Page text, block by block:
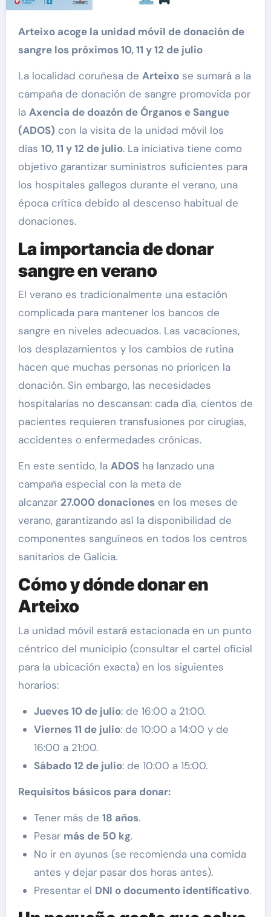
Arteixo acoge la unidad móvil de donación de
sangre los próximos 10, 11 y 12 de julio
La localidad coruñesa de Arteixose sumará a la
campaña de donación de sangre promovida por
la Axencia de doazón de Órganos e Sangue
(ADOS) con la visita de la unidad móvil los
días 10, 11 y 12 de julio. La iniciativa tiene como
objetivo garantizar suministros suficientes para
los hospitales gallegos durante el verano, una
época crítica debido al descenso habitual de
donaciones.
La importancia de donar
sangre en verano
El verano es tradicionalmente una estación
complicada para mantener los bancos de
sangre en niveles adecuados. Las vacaciones,
los desplazamientos y los cambios de rutina
hacen que muchas personas no prioricen la
donación. Sin embargo, las necesidades
hospitalarias no descansan: cada día, cientos de
pacientes requieren transfusiones por cirugías,
accidentes o enfermedades crónicas.
En este sentido, la ADOSha lanzado una
campaña especial con la meta de
alcanzar 27.000 donacionesen los meses de
verano, garantizando así la disponibilidad de
componentes sanguíneos en todos los centros
sanitarios de Galicia.
Cómo y dónde donar en
Arteixo
La unidad móvil estará estacionada en un punto
céntrico del municipio (consultar el cartel oficial
para la ubicación exacta) en los siguientes
horarios:
Jueves 10 de julio: de 16:00 a 21:00.
Viernes 11 de julio: de 10:00 a 14:00 y de
16:00 a 21:00.
Sábado 12 de julio: de 10:00 a 15:00.
Requisitos básicos para donar:
Tener más de 18 años.
Pesar más de 50 kg.
No ir en ayunas (se recomienda una comida
antes y dejar pasar dos horas antes).
Presentar el DNI o documento identificativo.